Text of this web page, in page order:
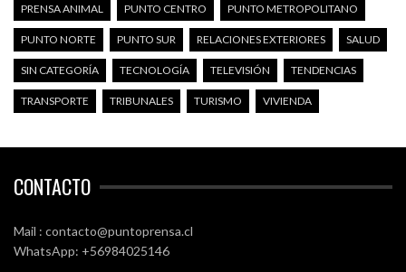
PRENSA ANIMAL PUNTO CENTRO PUNTO METROPOLITANO
PUNTO NORTE PUNTO SUR RELACIONES EXTERIORES SALUD
SIN CATEGORÍA TECNOLOGÍA TELEVISIÓN TENDENCIAS
TRANSPORTE TRIBUNALES TURISMO VIVIENDA
CONTACTO
Mail : contacto@puntoprensa.cl
WhatsApp: +56984025146